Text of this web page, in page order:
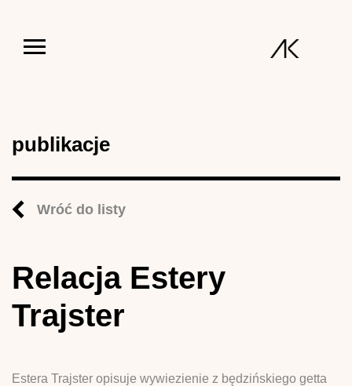
publikacje
Wróć do listy
Relacja Estery
Trajster
Estera Trajster opisuje wywiezienie z będzińskiego getta